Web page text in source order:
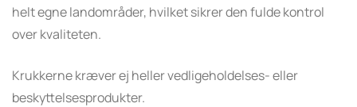
helt egne landområder, hvilket sikrer den fulde kontrol
over kvaliteten.
Krukkerne kræver ej heller vedligeholdelses- eller
beskyttelsesprodukter.